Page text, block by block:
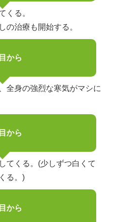
くる。
の治療も開始する。
から
全身の強烈な寒気がマシに
から
てくる。(少しずつ白くて
る。)
から